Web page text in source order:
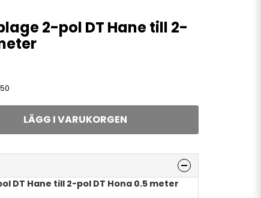
2-pol DT Hane till 2-
LÄGG I VARUKORGEN
DT Hane till 2-pol DT Hona 0.5 meter